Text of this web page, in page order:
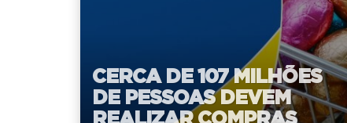
CERCA DE 107 MILHÕES
DE PESSOAS DEVEM
REALIZAR COMPRAS